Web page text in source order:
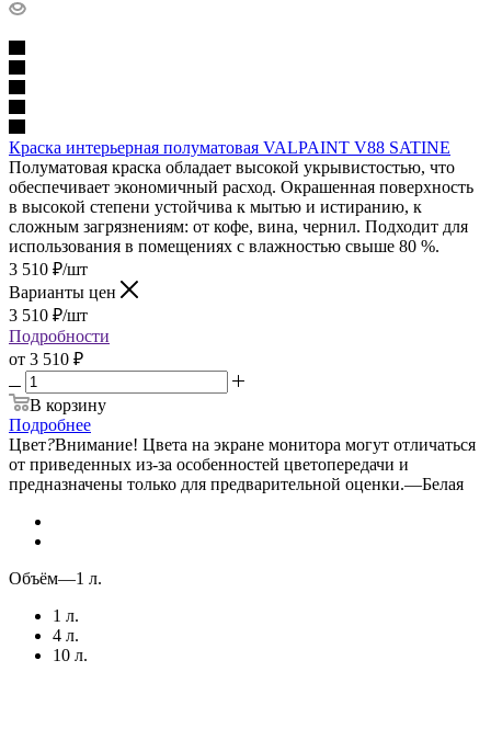
Краска интерьерная полуматовая VALPAINT V88 SATINE
Полуматовая краска обладает высокой укрывистостью, что
обеспечивает экономичный расход. Окрашенная поверхность
в высокой степени устойчива к мытью и истиранию, к
сложным загрязнениям: от кофе, вина, чернил. Подходит для
использования в помещениях с влажностью свыше 80 %.
3 510 ₽/шт
Варианты цен
3 510 ₽/шт
Подробности
от 3 510 ₽
В корзину
Подробнее
Цвет?Внимание! Цвета на экране монитора могут отличаться
от приведенных из-за особенностей цветопередачи и
предназначены только для предварительной оценки.—Белая
Объём—1 л.
1 л.
4 л.
10 л.